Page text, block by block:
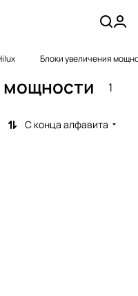
Блоки увеличения
мощности 1
С конца алфавита